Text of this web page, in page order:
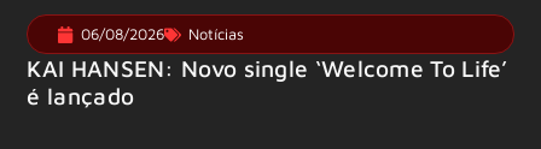
06/08/2026 Notícias
KAI HANSEN: Novo single ‘Welcome To Life’
é lançado